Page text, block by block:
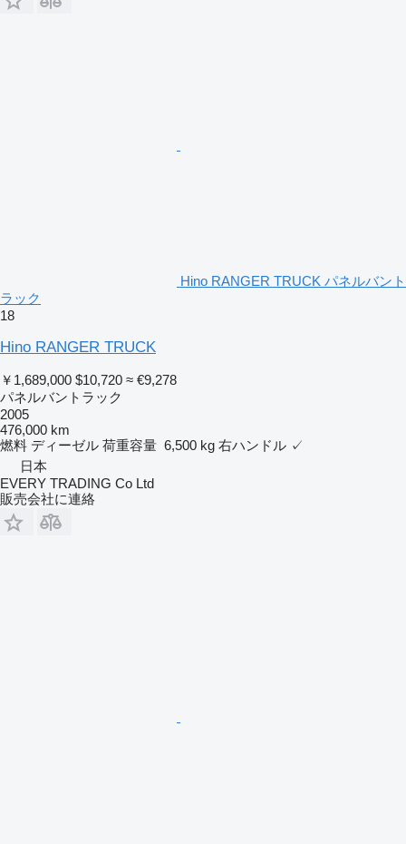
Hino RANGER TRUCK パネルバント
ラック
18
Hino RANGER TRUCK
￥1,689,000 $10,720 ≈ €9,278
パネルバントラック
2005
476,000 km
燃料 ディーゼル 荷重容量 6,500 kg 右ハンドル ✓
日本
EVERY TRADING Co Ltd
販売会社に連絡